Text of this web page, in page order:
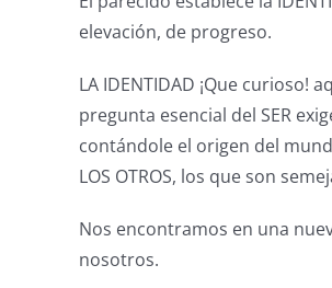
elevación, de progreso.
LA IDENTIDAD ¡Que
pregunta esencial del SER
contándole el origen del
LOS OTROS, los que son
Nos encontramos en una
nosotros.